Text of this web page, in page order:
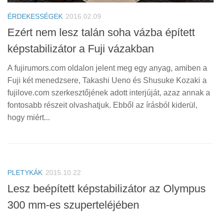
ÉRDEKESSÉGEK 2016.02.09
Ezért nem lesz talán soha vázba épített
képstabilizátor a Fuji vázakban
A fujirumors.com oldalon jelent meg egy anyag, amiben a
Fuji két menedzsere, Takashi Ueno és Shusuke Kozaki a
fujilove.com szerkesztőjének adott interjúját, azaz annak a
fontosabb részeit olvashatjuk. Ebből az írásból kiderül,
hogy miért...
PLETYKÁK 2015.10.22
Lesz beépített képstabilizátor az Olympus
300 mm-es szuperteléjében